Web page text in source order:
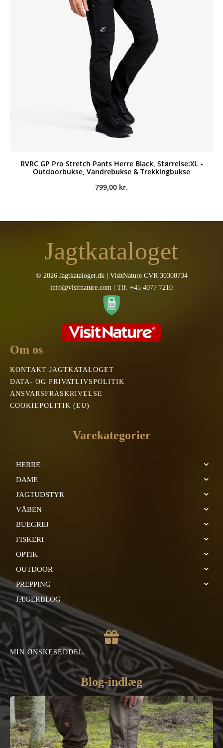
RVRC GP Pro Stretch Pants Herre Black, Størrelse:XL -
Outdoorbukse, Vandrebukse & Trekkingbukse
799,00 kr.
Jagtkataloget
© 2026 Jagtkataloget.dk | VisitNature CVR 30300734
info@visitnature.com | Tlf. +45 4077 7210
Om os
KONTAKT JAGTKATALOGET
DATA- OG PRIVATLIVSPOLITIK
ANSVARSFRASKRIVELSE
COOKIEPOLITIK (EU)
Varekategorier
HERRE
DAME
JAGTUDSTYR
VÅBEN
BUEGREJ
FISKERI
OPTIK
OUTDOOR
PREPPING
JÆGERBLOG
MIN ØNSKESEDDEL
Blog-indlæg